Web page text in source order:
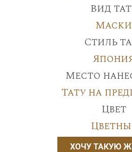
Вид
Маски
Стиль
Место
Тату на
Цвет
ХОЧУ ТАКУЮ